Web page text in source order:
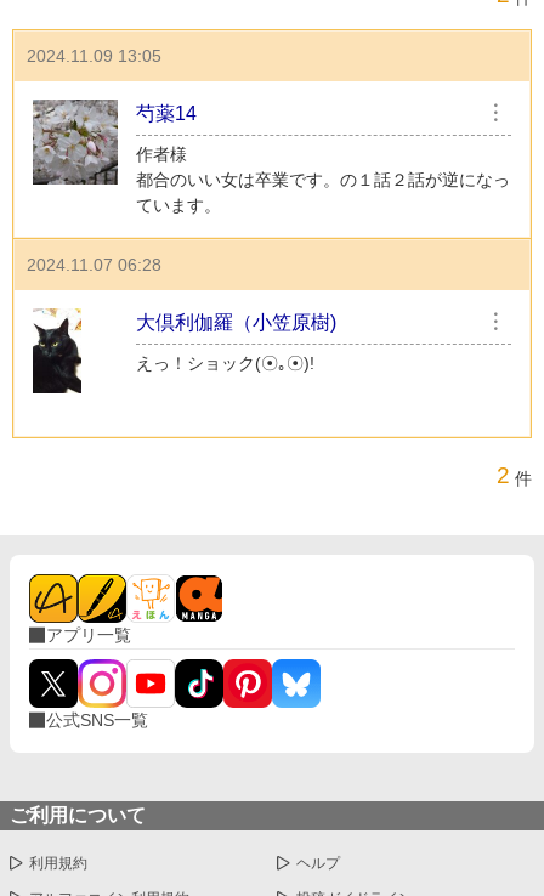
2024.11.09 13:05
芍薬14 ︙
作者様
都合のいい女は卒業です。の１話２話が逆になっ
ています。
2024.11.07 06:28
大倶利伽羅（小笠原樹) ︙
えっ！ショック(⁠☉⁠｡⁠☉⁠)⁠!
2 件
アプリ一覧
公式SNS一覧
ご利用について
利用規約 ヘルプ